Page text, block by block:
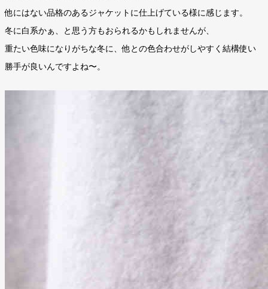
他にはない品格のあるジャケットに仕上げている様に感じます。
冬に白系かぁ、と思う方もおられるかもしれませんが、
重たい色味になりがちな冬に、他との色合わせがしやすく結構使い
勝手が良いんですよね〜。